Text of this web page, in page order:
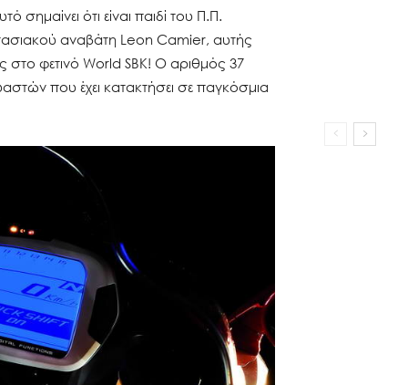
σημαίνει ότι είναι παιδί του Π.Π.
αναβάτη Leon Camier, αυτής
στο φετινό World SBK! Ο αριθμός 37
που έχει κατακτήσει σε παγκόσμια